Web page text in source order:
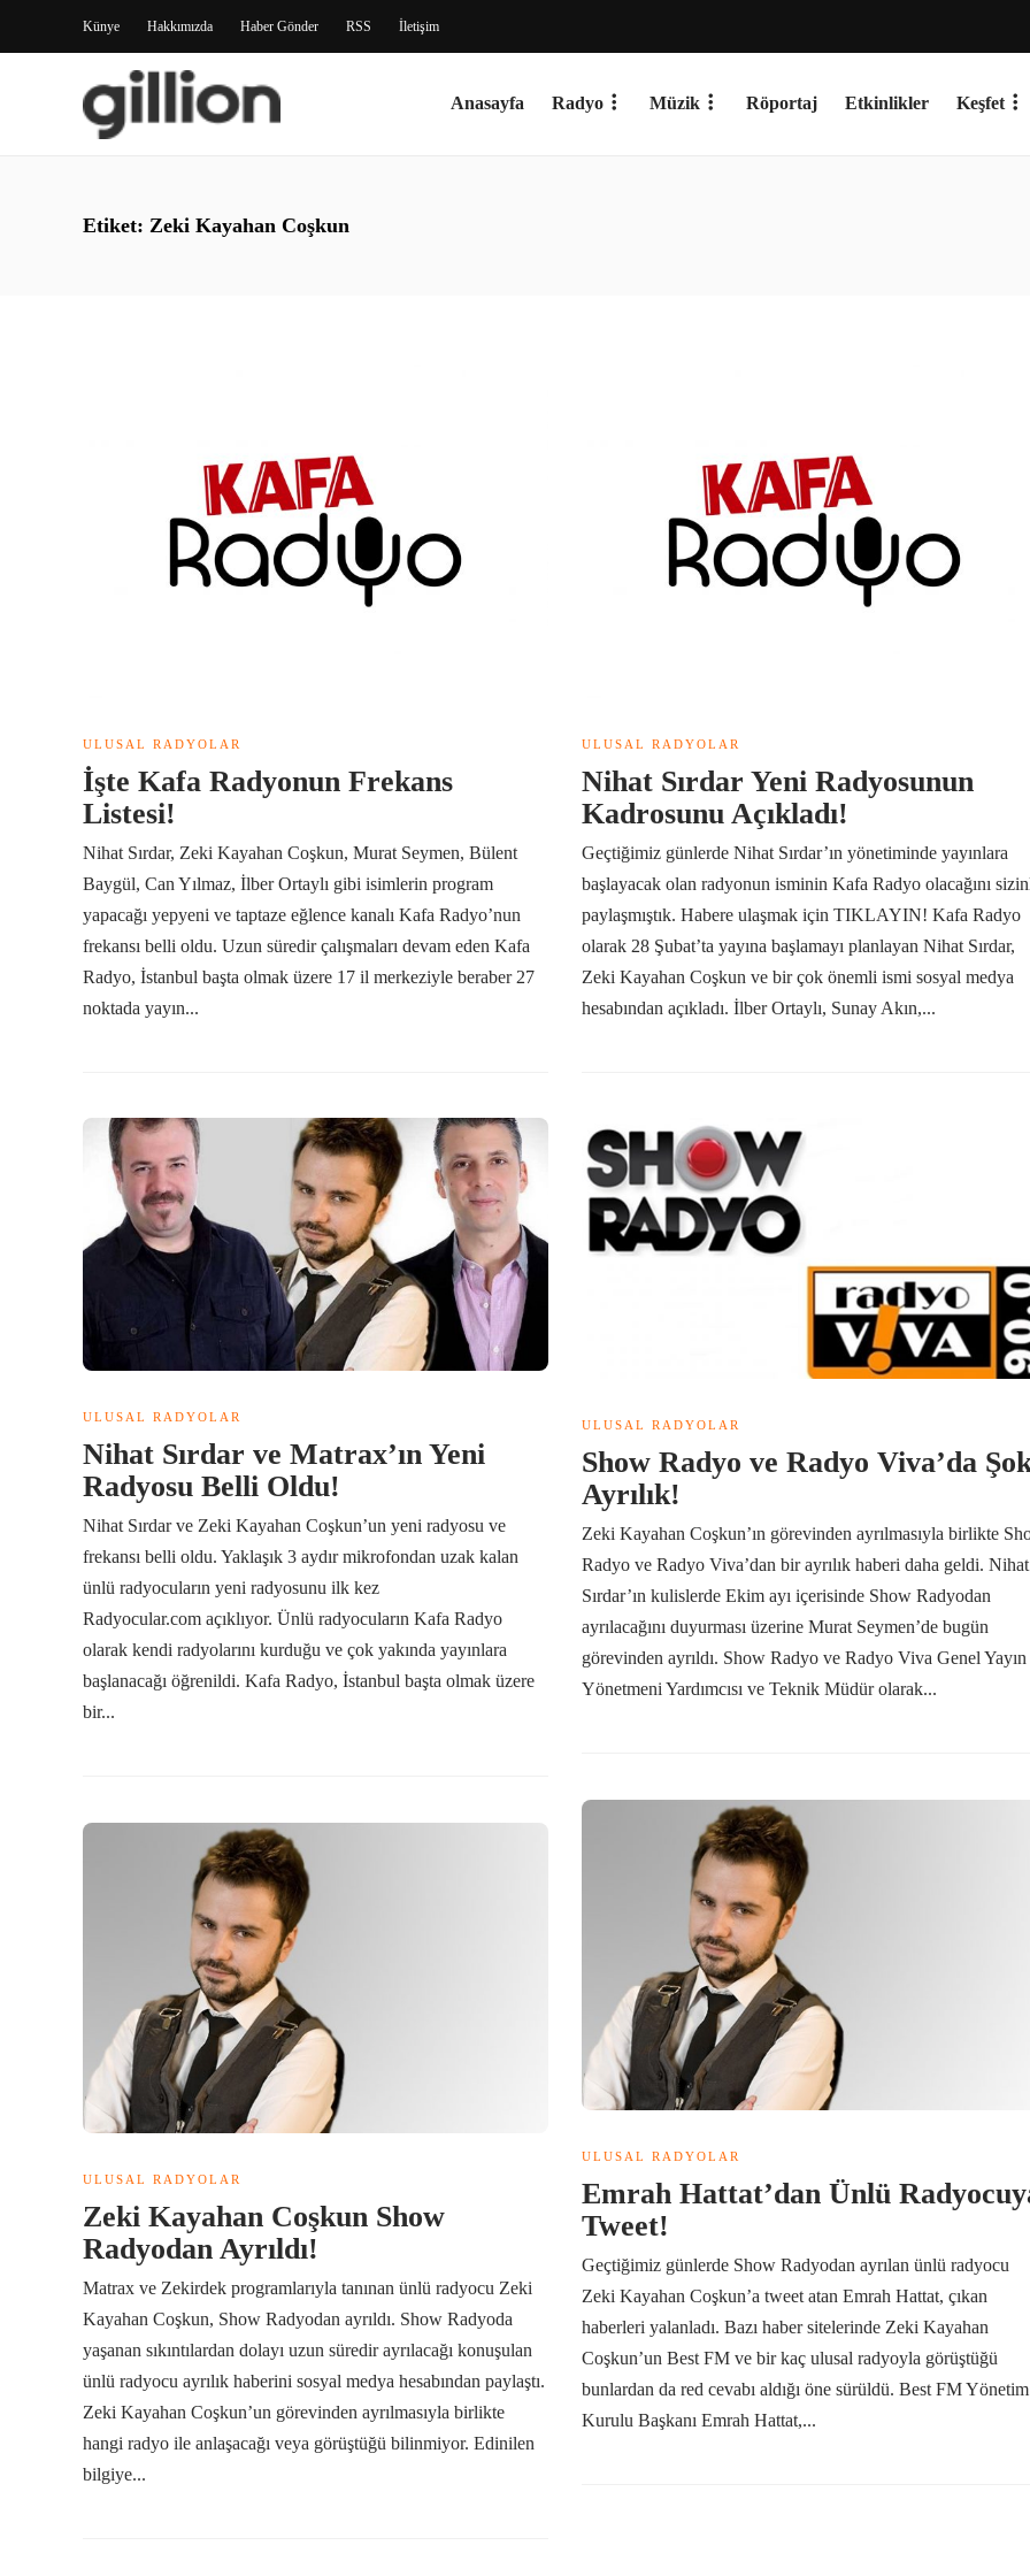
Künye Hakkımızda Haber Gönder RSS İletişim
Anasayfa Radyo Müzik Röportaj Etkinlikler Keşfet
Etiket: Zeki Kayahan Coşkun
ULUSAL RADYOLAR
İşte Kafa Radyonun Frekans
Listesi!
Nihat Sırdar, Zeki Kayahan Coşkun, Murat Seymen, Bülent
Baygül, Can Yılmaz, İlber Ortaylı gibi isimlerin program
yapacağı yepyeni ve taptaze eğlence kanalı Kafa Radyo’nun
frekansı belli oldu. Uzun süredir çalışmaları devam eden Kafa
Radyo, İstanbul başta olmak üzere 17 il merkeziyle beraber 27
noktada yayın...
ULUSAL RADYOLAR
Nihat Sırdar Yeni Radyosunun
Kadrosunu Açıkladı!
Geçtiğimiz günlerde Nihat Sırdar’ın yönetiminde yayınlara
başlayacak olan radyonun isminin Kafa Radyo olacağını
paylaşmıştık. Habere ulaşmak için TIKLAYIN! Kafa Radyo
olarak 28 Şubat’ta yayına başlamayı planlayan Nihat Sırdar,
Zeki Kayahan Coşkun ve bir çok önemli ismi sosyal medya
hesabından açıkladı. İlber Ortaylı, Sunay Akın,...
ULUSAL RADYOLAR
Nihat Sırdar ve Matrax’ın Yeni
Radyosu Belli Oldu!
Nihat Sırdar ve Zeki Kayahan Coşkun’un yeni radyosu ve
frekansı belli oldu. Yaklaşık 3 aydır mikrofondan uzak kalan
ünlü radyocuların yeni radyosunu ilk kez
Radyocular.com açıklıyor. Ünlü radyocuların Kafa Radyo
olarak kendi radyolarını kurduğu ve çok yakında yayınlara
başlanacağı öğrenildi. Kafa Radyo, İstanbul başta olmak üzere
bir...
ULUSAL RADYOLAR
Show Radyo ve Radyo Viva’da
Ayrılık!
Zeki Kayahan Coşkun’ın görevinden ayrılmasıyla birlikte
Radyo ve Radyo Viva’dan bir ayrılık haberi daha geldi. Nihat
Sırdar’ın kulislerde Ekim ayı içerisinde Show Radyodan
ayrılacağını duyurması üzerine Murat Seymen’de bugün
görevinden ayrıldı. Show Radyo ve Radyo Viva Genel Yayın
Yönetmeni Yardımcısı ve Teknik Müdür olarak...
ULUSAL RADYOLAR
Emrah Hattat’dan Ünlü
Tweet!
Geçtiğimiz günlerde Show Radyodan ayrılan ünlü radyocu
Zeki Kayahan Coşkun’a tweet atan Emrah Hattat, çıkan
haberleri yalanladı. Bazı haber sitelerinde Zeki Kayahan
Coşkun’un Best FM ve bir kaç ulusal radyoyla görüştüğü
bunlardan da red cevabı aldığı öne sürüldü. Best FM Yönetim
Kurulu Başkanı Emrah Hattat,...
ULUSAL RADYOLAR
Zeki Kayahan Coşkun Show
Radyodan Ayrıldı!
Matrax ve Zekirdek programlarıyla tanınan ünlü radyocu Zeki
Kayahan Coşkun, Show Radyodan ayrıldı. Show Radyoda
yaşanan sıkıntılardan dolayı uzun süredir ayrılacağı konuşulan
ünlü radyocu ayrılık haberini sosyal medya hesabından paylaştı.
Zeki Kayahan Coşkun’un görevinden ayrılmasıyla birlikte
hangi radyo ile anlaşacağı veya görüştüğü bilinmiyor. Edinilen
bilgiye...